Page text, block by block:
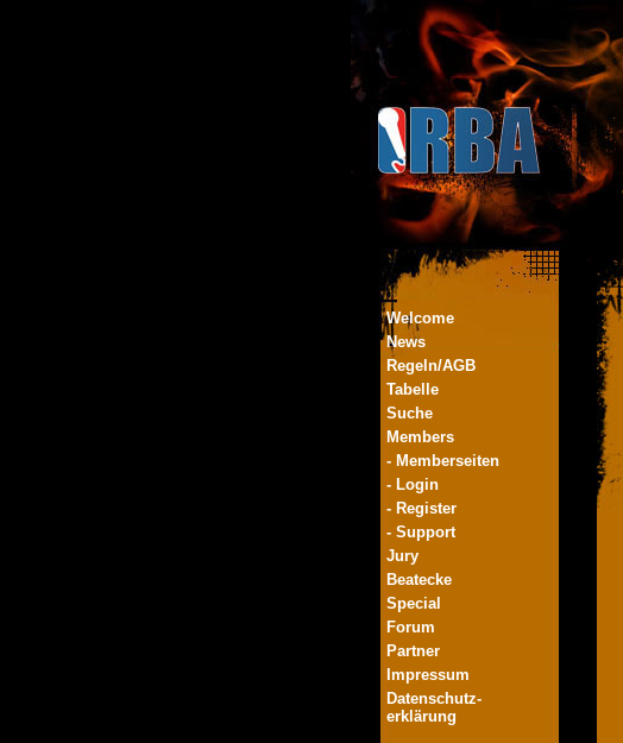
Welcome
News
Regeln/AGB
Tabelle
Suche
Members
- Memberseiten
- Login
- Register
- Support
Jury
Beatecke
Special
Forum
Partner
Impressum
Datenschutz-
erklärung